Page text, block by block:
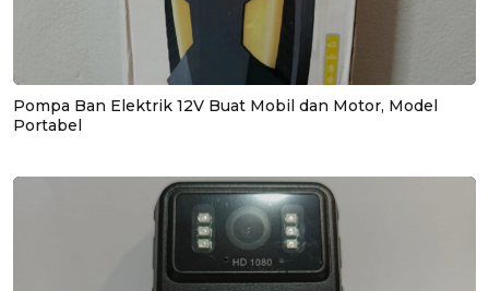
Pompa Ban Elektrik 12V Buat Mobil dan Motor, Model
Portabel